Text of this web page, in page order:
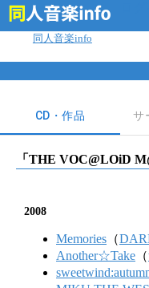
同人音楽info
CD・作品 サ
「 THE VOC@LOiD
2008
Memories （
Another☆Take （